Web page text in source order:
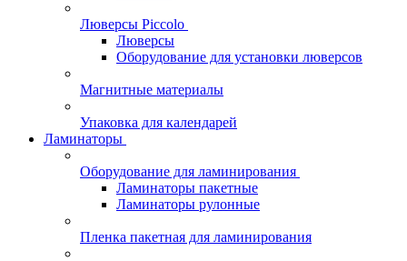
Люверсы Piccolo
Люверсы
Оборудование для установки люверсов
Магнитные материалы
Упаковка для календарей
Ламинаторы
Оборудование для ламинирования
Ламинаторы пакетные
Ламинаторы рулонные
Пленка пакетная для ламинирования